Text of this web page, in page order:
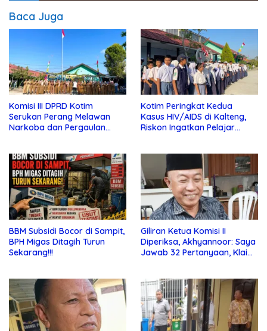
Baca Juga
Komisi III DPRD Kotim
Serukan Perang Melawan
Narkoba dan Pergaulan
Kotim Peringkat Kedua
Kasus HIV/AIDS di Kalteng,
Riskon Ingatkan Pelajar
BBM Subsidi Bocor di Sampit,
BPH Migas Ditagih Turun
Sekarang!!!
Giliran Ketua Komisi II
Diperiksa, Akhyannoor: Saya
Jawab 32 Pertanyaan, Klaim